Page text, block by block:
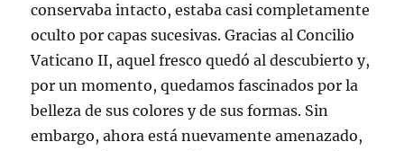
conservaba intacto, estaba casi completamente
oculto por capas sucesivas. Gracias al Concilio
Vaticano II, aquel fresco quedó al descubierto y,
por un momento, quedamos fascinados por la
belleza de sus colores y de sus formas. Sin
embargo, ahora está nuevamente amenazado,